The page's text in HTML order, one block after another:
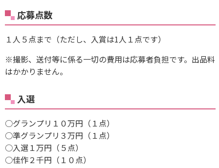
応募点数
１人５点まで（ただし、入賞は1人１点です）
※撮影、送付等に係る一切の費用は応募者負担です。出品料
はかかりません。
入選
○グランプリ１０万円（１点）
○準グランプリ３万円（１点）
○入選１万円（５点）
○佳作２千円（１０点）